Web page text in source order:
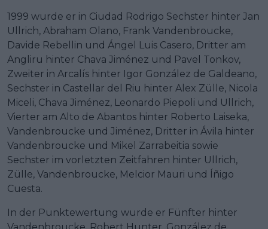
1999 wurde er in Ciudad Rodrigo Sechster hinter Jan
Ullrich, Abraham Olano, Frank Vandenbroucke,
Davide Rebellin und Ángel Luis Casero, Dritter am
Angliru hinter Chava Jiménez und Pavel Tonkov,
Zweiter in Arcalís hinter Igor González de Galdeano,
Sechster in Castellar del Riu hinter Alex Zülle, Nicola
Miceli, Chava Jiménez, Leonardo Piepoli und Ullrich,
Vierter am Alto de Abantos hinter Roberto Laiseka,
Vandenbroucke und Jiménez, Dritter in Ávila hinter
Vandenbroucke und Mikel Zarrabeitia sowie
Sechster im vorletzten Zeitfahren hinter Ullrich,
Zülle, Vandenbroucke, Melcior Mauri und Íñigo
Cuesta.
In der Punktewertung wurde er Fünfter hinter